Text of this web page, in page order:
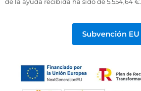
Subvención EU